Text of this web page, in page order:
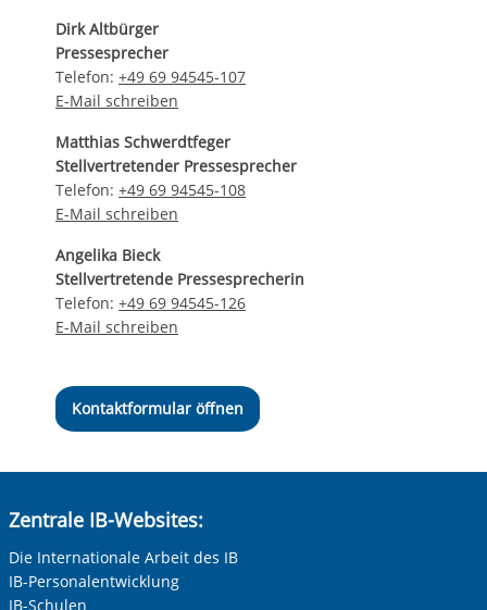
Dirk Altbürger
Pressesprecher
Telefon:+49 69 94545-107
E-Mail schreiben
Matthias Schwerdtfeger
Stellvertretender Pressesprecher
Telefon:+49 69 94545-108
E-Mail schreiben
Angelika Bieck
Stellvertretende Pressesprecherin
Telefon:+49 69 94545-126
E-Mail schreiben
Kontaktformular öffnen
Zentrale IB-Websites:
Die Internationale Arbeit des IB
IB-Personalentwicklung
IB-Schulen